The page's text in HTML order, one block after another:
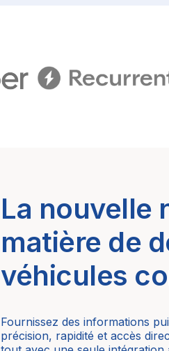
La nouvelle
matière de
véhicules
Fournissez des informations
précision, rapidité et accès